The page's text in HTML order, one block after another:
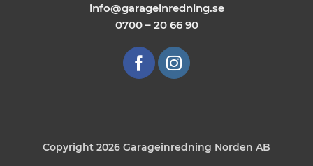
info@garageinredning.se
0700 – 20 66 90
Copyright 2026 Garageinredning Norden AB